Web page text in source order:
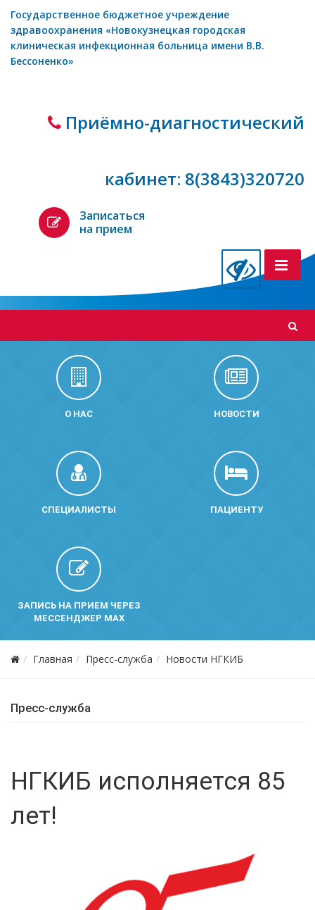
Государственное бюджетное учреждение
здравоохранения «Новокузнецкая городская
клиническая инфекционная больница имени В.В.
Бессоненко»
Приёмно-диагностический
кабинет: 8(3843)320720
Записаться
на прием
О НАС НОВОСТИ
СПЕЦИАЛИСТЫ ПАЦИЕНТУ
ЗАПИСЬ НА ПРИЕМ ЧЕРЕЗ
МЕССЕНДЖЕР MAX
Главная Пресс-служба Новости НГКИБ
Пресс-служба
НГКИБ исполняется 85
лет!